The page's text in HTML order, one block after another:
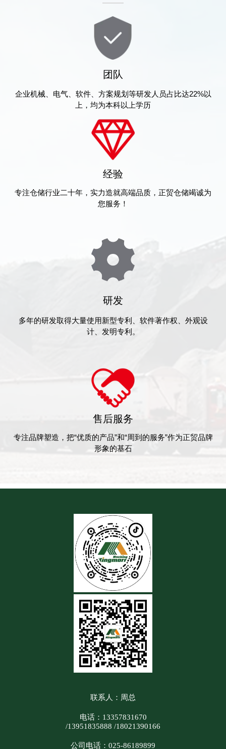
团队
企业机械、电气、软件、方案规划等研发人员占比达22%以
上，均为本科以上学历
经验
专注仓储行业二十年，实力造就高端品质，正贸仓储竭诚为
您服务！
研发
多年的研发取得大量使用新型专利、软件著作权、外观设
计、发明专利。
售后服务
专注品牌塑造，把“优质的产品”和“周到的服务”作为正贸品牌
形象的基石
联系人：周总
电话：13357831670
/13951835888 /18021390166
公司电话：025-86189899